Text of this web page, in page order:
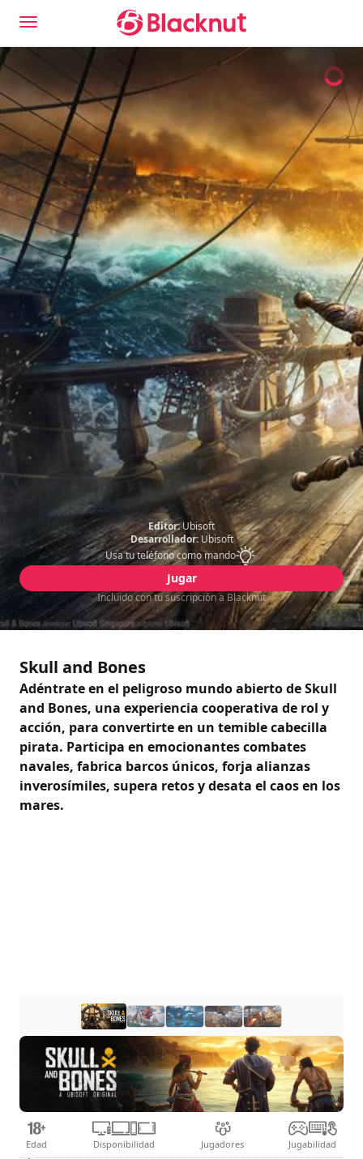
Editor: Ubisoft
Desarrollador: Ubisoft
Usa tu teléfono como mando
Jugar
Incluido con tu suscripción a Blacknut
Skull and Bones
Adéntrate en el peligroso mundo abierto de Skull
and Bones, una experiencia cooperativa de rol y
acción, para convertirte en un temible cabecilla
pirata. Participa en emocionantes combates
navales, fabrica barcos únicos, forja alianzas
inverosímiles, supera retos y desata el caos en los
mares.
Edad Disponibilidad Jugadores Jugabilidad